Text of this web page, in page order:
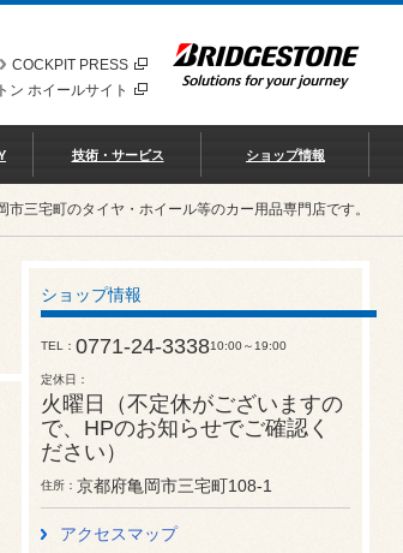
COCKPIT PRESS
ン ホイールサイト
技術・サービス ショップ情報
三宅町のタイヤ・ホイール等のカー用品専門店です。
ショップ情報
TEL 0771-24-333810:00～19:00
定休日
火曜日（不定休がございますの
で、HPのお知らせでご確認く
ださい）
住所 京都府亀岡市三宅町108-1
アクセスマップ